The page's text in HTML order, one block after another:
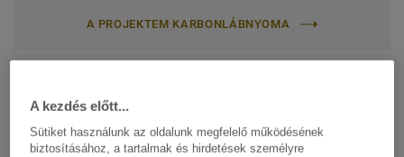
A PROJEKTEM KARBONLÁBNYOMA
A kezdés előtt...
Sütiket használunk az oldalunk megfelelő működésének
biztosításához, a tartalmak és hirdetések személyre